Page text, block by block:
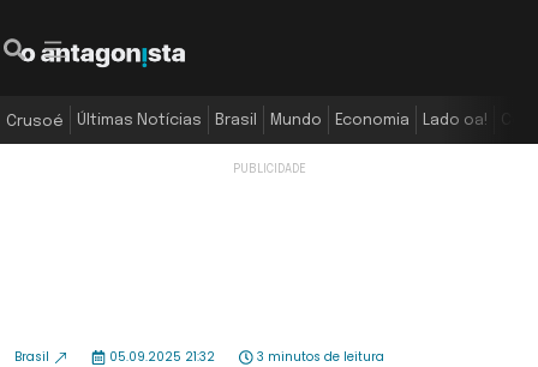
Crusoé Últimas Notícias Brasil Mundo Economia Lado oa!
Brasil 05.09.2025 21:32 3 minutos de leitura